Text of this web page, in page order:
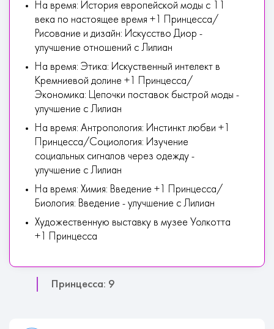
На время: История европейской моды с 11
века по настоящее время +1 Принцесса/
Рисование и дизайн: Искусство Диор -
улучшение отношений с Лилиан
На время: Этика: Искуственный интелект в
Кремниевой долине +1 Принцесса/
Экономика: Цепочки поставок быстрой моды -
улучшение с Лилиан
На время: Антропология: Инстинкт любви +1
Принцесса/Социология: Изучение
социальных сигналов через одежду -
улучшение с Лилиан
На время: Химия: Введение +1 Принцесса/
Биология: Введение - улучшение с Лилиан
Художественную выставку в музее Уолкотта
+1 Принцесса
Принцесса: 9